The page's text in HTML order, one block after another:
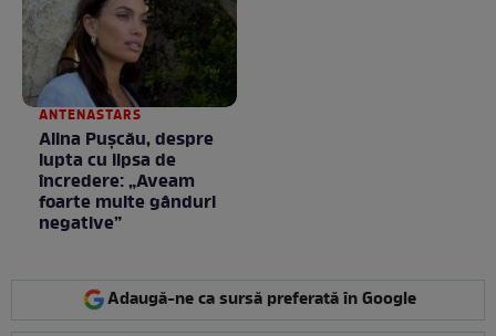
ANTENASTARS
Alina Pușcău, despre
lupta cu lipsa de
încredere: „Aveam
foarte multe gânduri
negative”
Adaugă-ne ca sursă preferată în Google